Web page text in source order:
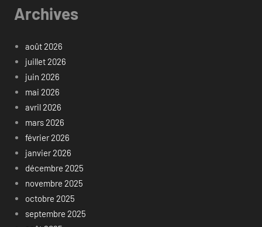
Archives
août 2026
juillet 2026
juin 2026
mai 2026
avril 2026
mars 2026
février 2026
janvier 2026
décembre 2025
novembre 2025
octobre 2025
septembre 2025